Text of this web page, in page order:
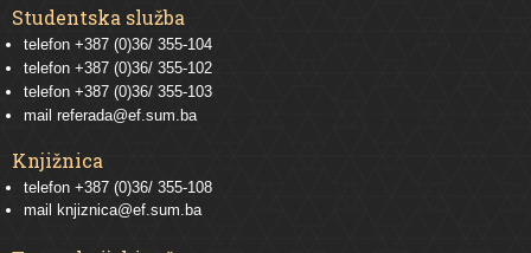
Studentska služba
telefon +387 (0)36/ 355-104
telefon +387 (0)36/ 355-102
telefon +387 (0)36/ 355-103
mail referada@ef.sum.ba
Knjižnica
telefon +387 (0)36/ 355-108
mail
knjiznica@ef.sum.ba